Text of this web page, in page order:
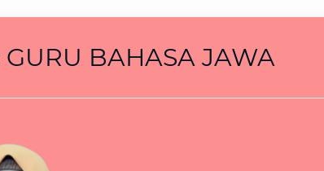
GURU BAHASA JAWA